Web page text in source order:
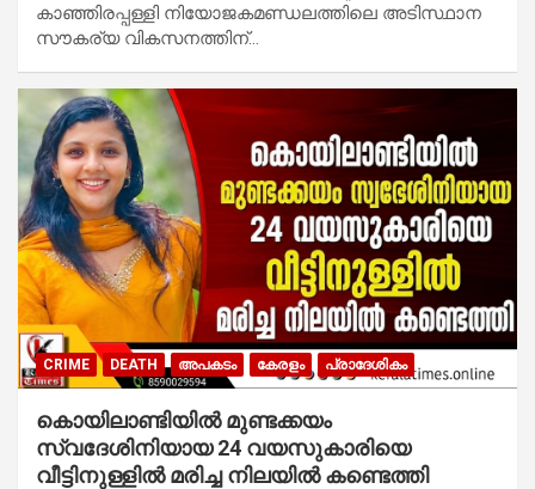
കാഞ്ഞിരപ്പള്ളി നിയോജകമണ്ഡലത്തിലെ അടിസ്ഥാന
സൗകര്യ വികസനത്തിന്…
CRIME DEATH അപകടം കേരളം പ്രാദേശികം
കൊയിലാണ്ടിയില്‍ മുണ്ടക്കയം
സ്വദേശിനിയായ 24 വയസുകാരിയെ
വീട്ടിനുള്ളില്‍ മരിച്ച നിലയില്‍ കണ്ടെത്തി